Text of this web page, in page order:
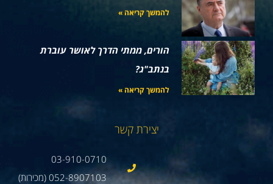
להמשך קריאה »
הורים, ממתי הדרך לאושר עוברת
בנתב"ג?
להמשך קריאה »
יצירת קשר
03-910-0710
052-8907103 (מכירות)